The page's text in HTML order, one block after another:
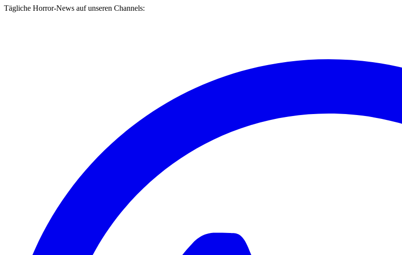
Tägliche Horror-News auf unseren Channels: